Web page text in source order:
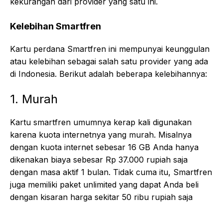
Kelebihan Smartfren
Kartu perdana Smartfren ini mempunyai keunggulan
atau kelebihan sebagai salah satu provider yang ada
di Indonesia. Berikut adalah beberapa kelebihannya:
1. Murah
Kartu smartfren umumnya kerap kali digunakan
karena kuota internetnya yang murah. Misalnya
dengan kuota internet sebesar 16 GB Anda hanya
dikenakan biaya sebesar Rp 37.000 rupiah saja
dengan masa aktif 1 bulan. Tidak cuma itu, Smartfren
juga memiliki paket unlimited yang dapat Anda beli
dengan kisaran harga sekitar 50 ribu rupiah saja